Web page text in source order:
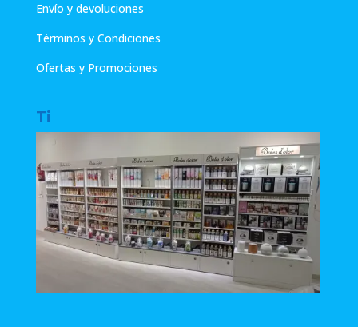
Envío y devoluciones
Términos y Condiciones
Ofertas y Promociones
Ti